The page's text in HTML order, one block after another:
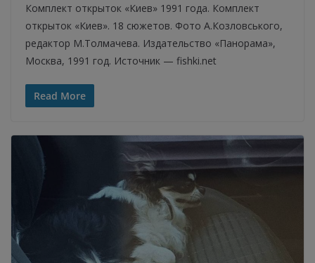
Комплект открыток «Киев» 1991 года. Комплект
открыток «Киев». 18 сюжетов. Фото А.Козловського,
редактор М.Толмачева. Издательство «Панорама»,
Москва, 1991 год. Источник — fishki.net
Read More